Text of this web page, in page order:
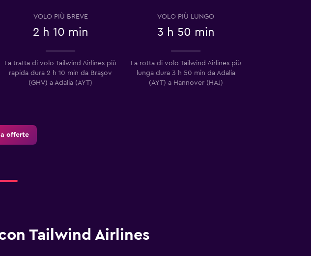
VOLO PIÙ BREVE
2 h 10 min
VOLO PIÙ LUNGO
3 h 50 min
La tratta di volo Tailwind Airlines più
rapida dura 2 h 10 min da Braşov
(GHV) a Adalia (AYT)
La rotta di volo Tailwind Airlines più
lunga dura 3 h 50 min da Adalia
(AYT) a Hannover (HAJ)
offerte
Tailwind Airlines